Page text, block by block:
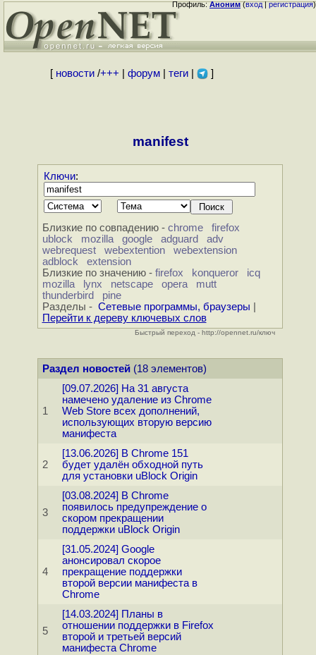
Профиль:Аноним(вход|регистрация)
[ новости/+++ форум| теги| ]
manifest
Ключи:
Близкие по совпадению - chrome
firefox
ublock
mozilla google adguard
adv
webrequest
webextention
webextension
adblock
extension
Близкие по значению - firefox konqueror
icq
mozilla
lynx netscape opera
mutt
thunderbird
pine
Разделы - Сетевые программы, браузеры
Перейти к дереву ключевых слов
Быстрый переход - http://opennet.ru/ключ
Раздел новостей(18 элементов)
1
[09.07.2026] На 31 августа
намечено удаление из Chrome
Web Store всех дополнений,
использующих вторую версию
манифеста
2
[13.06.2026] В Chrome 151
будет удалён обходной путь
для установки uBlock Origin
3
[03.08.2024] В Chrome
появилось предупреждение о
скором прекращении
поддержки uBlock Origin
4
[31.05.2024] Google
анонсировал скорое
прекращение поддержки
второй версии манифеста в
Chrome
5
[14.03.2024] Планы в
отношении поддержки в Firefox
второй и третьей версий
манифеста Chrome